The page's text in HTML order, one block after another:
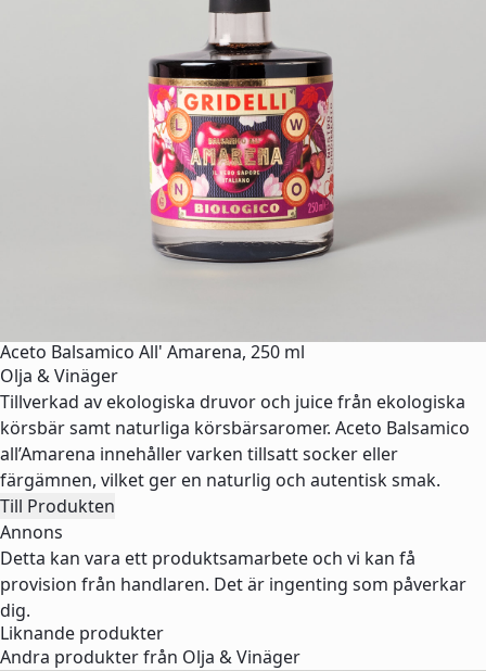
Aceto Balsamico All' Amarena, 250 ml
Olja & Vinäger
Tillverkad av ekologiska druvor och juice från ekologiska
körsbär samt naturliga körsbärsaromer. Aceto Balsamico
all’Amarena innehåller varken tillsatt socker eller
färgämnen, vilket ger en naturlig och autentisk smak.
Till Produkten
Annons
Detta kan vara ett produktsamarbete och vi kan få
provision från handlaren. Det är ingenting som påverkar
dig.
Liknande produkter
Andra produkter från Olja & Vinäger